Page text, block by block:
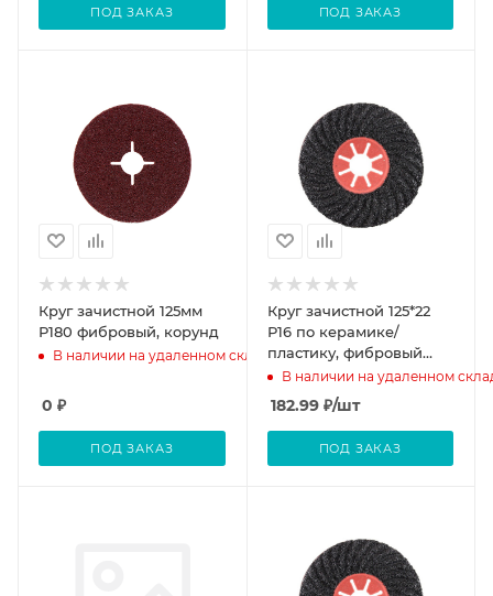
ПОД ЗАКАЗ ПОД ЗАКАЗ
Круг зачистной 125мм
Р180 фибровый, корунд
В наличии на удаленном складе
0 ₽
ПОД ЗАКАЗ
Круг зачистной 125*22
Р16 по керамике/
пластику, фибровый
волнистый карбит
кремния черный Semtul
В наличии на удаленном
182.99₽/шт
ПОД ЗАКАЗ